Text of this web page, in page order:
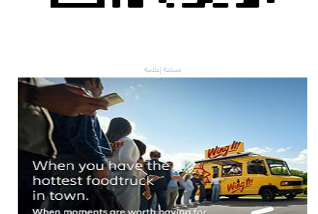
مساحة إعلانية